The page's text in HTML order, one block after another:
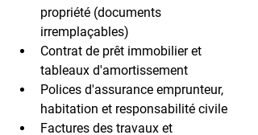
propriété (documents
irremplaçables)
Contrat de prêt immobilier et
tableaux d'amortissement
Polices d'assurance emprunteur,
habitation et responsabilité civile
Factures des travaux et